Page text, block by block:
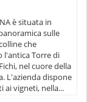
è situata in
sulle
che
l'antica Torre di
nel cuore della
L'azienda dispone
ai vigneti, nella...